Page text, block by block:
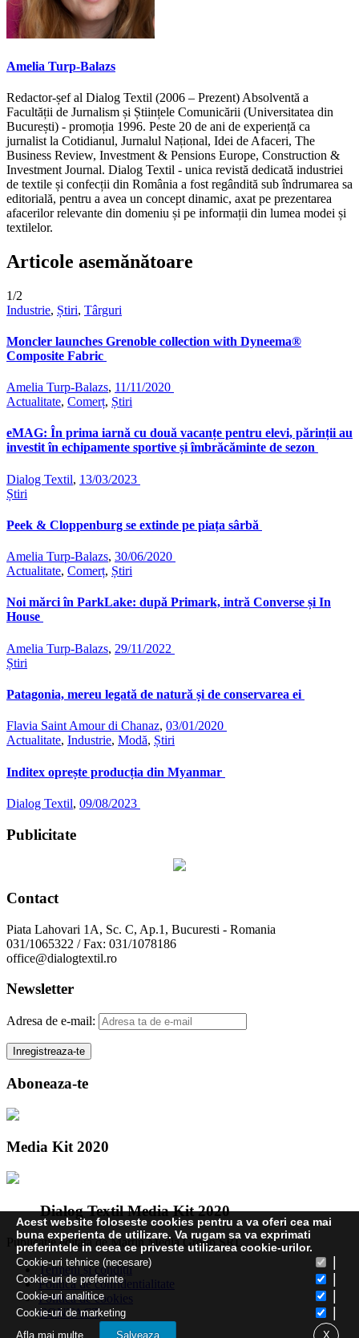
Amelia Turp-Balazs
Redactor-șef al Dialog Textil (2006 – Prezent) Absolventă a
Facultății de Jurnalism și Științele Comunicării (Universitatea din
București) - promoția 1996. Peste 20 de ani de experiență ca
jurnalist la Cotidianul, Jurnalul Național, Idei de Afaceri, The
Business Review, Investment & Pensions Europe, Construction &
Investment Journal. Dialog Textil - unica revistă dedicată industriei
de textile și confecții din România a fost regândită sub îndrumarea sa
editorială, pentru a avea un concept dinamic, axat pe prezentarea
afacerilor relevante din domeniu și pe informații din lumea modei și
textilelor.
Articole asemănătoare
1/2
Industrie, Știri, Târguri
Moncler launches Grenoble collection with Dyneema®
Composite Fabric
Amelia Turp-Balazs, 11/11/2020
Actualitate, Comerț, Știri
eMAG: În prima iarnă cu două vacanțe pentru elevi, părinții au
investit în echipamente sportive și îmbrăcăminte de sezon
Dialog Textil, 13/03/2023
Știri
Peek & Cloppenburg se extinde pe piața sârbă
Amelia Turp-Balazs, 30/06/2020
Actualitate, Comerț, Știri
Noi mărci în ParkLake: după Primark, intră Converse și In
House
Amelia Turp-Balazs, 29/11/2022
Știri
Patagonia, mereu legată de natură și de conservarea ei
Flavia Saint Amour di Chanaz, 03/01/2020
Actualitate, Industrie, Modă, Știri
Inditex oprește producția din Myanmar
Dialog Textil, 09/08/2023
Publicitate
Contact
Piata Lahovari 1A, Sc. C, Ap.1, Bucuresti - Romania
031/1065322 / Fax: 031/1078186
office@dialogtextil.ro
Newsletter
Adresa de e-mail:
Aboneaza-te
Media Kit 2020
Dialog Textil Media Kit 2020
Publicatie editata de Martin Media Group SRL
Termeni și condiții
Politica de confidentialitate
Politica de cookies
CONTACT
Acest website foloseste cookies pentru a va oferi cea mai
buna experienta de utilizare. Va rugam sa va exprimati
preferintele in ceea ce priveste utilizarea cookie-urilor.
Cookie-uri tehnice (necesare)
Cookie-uri de preferinte
Cookie-uri analitice
Cookie-uri de marketing
Afla mai multe Salveaza X